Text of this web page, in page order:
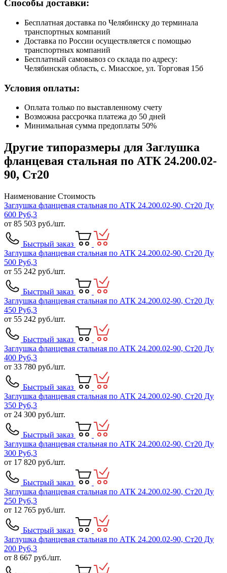
Способы доставки:
Бесплатная доставка по Челябинску до терминала
транспортных компаний
Доставка по России осуществляется с помощью
транспортных компаний
Бесплатный самовывоз со склада по адресу:
Челябинская область, с. Миасское, ул. Торговая 15б
Условия оплаты:
Оплата только по выставленному счету
Возможна рассрочка платежа до 50 дней
Минимальная сумма предоплаты 50%
Другие типоразмеры для Заглушка
фланцевая стальная по АТК 24.200.02-
90, Ст20
Наименование Стоимость
Заглушка фланцевая стальная по АТК 24.200.02-90, Ст20 Ду
600 Ру6,3
от 85 503 руб./шт.
Быстрый заказ
Заглушка фланцевая стальная по АТК 24.200.02-90, Ст20 Ду
500 Ру6,3
от 55 242 руб./шт.
Быстрый заказ
Заглушка фланцевая стальная по АТК 24.200.02-90, Ст20 Ду
450 Ру6,3
от 55 242 руб./шт.
Быстрый заказ
Заглушка фланцевая стальная по АТК 24.200.02-90, Ст20 Ду
400 Ру6,3
от 33 780 руб./шт.
Быстрый заказ
Заглушка фланцевая стальная по АТК 24.200.02-90, Ст20 Ду
350 Ру6,3
от 24 300 руб./шт.
Быстрый заказ
Заглушка фланцевая стальная по АТК 24.200.02-90, Ст20 Ду
300 Ру6,3
от 17 820 руб./шт.
Быстрый заказ
Заглушка фланцевая стальная по АТК 24.200.02-90, Ст20 Ду
250 Ру6,3
от 12 765 руб./шт.
Быстрый заказ
Заглушка фланцевая стальная по АТК 24.200.02-90, Ст20 Ду
200 Ру6,3
от 8 667 руб./шт.